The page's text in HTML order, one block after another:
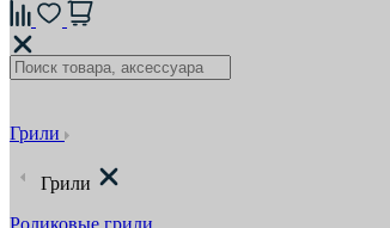
Грили
Грили
Роликовые грили